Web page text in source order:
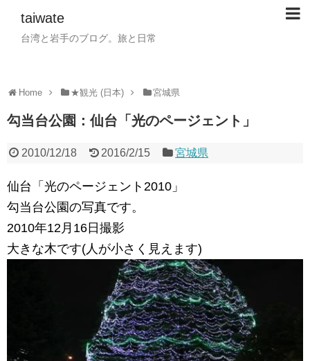
taiwate
台湾と岩手のブログ。旅と日常
Home ★観光 (日本) 宮城県
勾当台公園：仙台「光のページェント」
2010/12/18 2016/2/15 宮城県
仙台「光のページェント2010」
勾当台公園の写真です。
2010年12月16日撮影
大きな木です(人が小さく見えます)